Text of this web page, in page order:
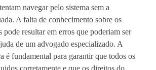
navegar pelo sistema sem a
A falta de conhecimento sobre os
pode resultar em erros que poderiam ser
de um advogado especializado. A
é fundamental para garantir que todos os